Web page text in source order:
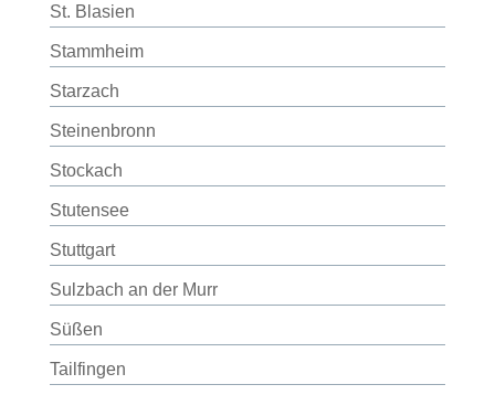
St. Blasien
Stammheim
Starzach
Steinenbronn
Stockach
Stutensee
Stuttgart
Sulzbach an der Murr
Süßen
Tailfingen